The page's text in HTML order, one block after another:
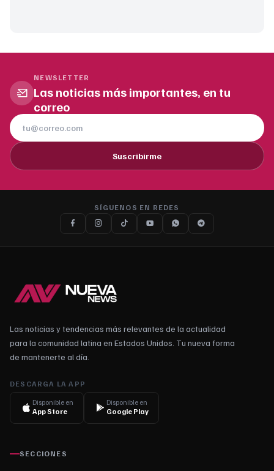
NEWSLETTER
Las noticias más importantes, en tu
correo
Suscribirme
SÍGUENOS EN REDES
Las noticias y tendencias más relevantes de la actualidad
para la comunidad latina en Estados Unidos. Tu nueva forma
de mantenerte al día.
DESCARGA LA APP
Disponible en
App Store
Disponible en
Google Play
SECCIONES